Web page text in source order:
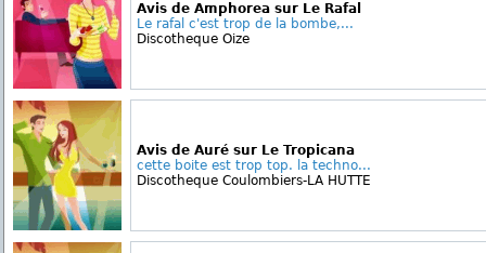
Avis de Amphorea sur Le Rafal
Le rafal c'est trop de la bombe,...
Discotheque Oize
Avis de Auré sur Le Tropicana
cette boite est trop top. la techno...
Discotheque Coulombiers-LA HUTTE